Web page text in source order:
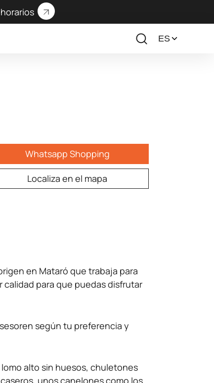
Whatsapp Shopping
Localiza en el mapa
en Mataró que trabaja para
calidad para que puedas disfrutar
según tu preferencia y
alto sin huesos, chuletones